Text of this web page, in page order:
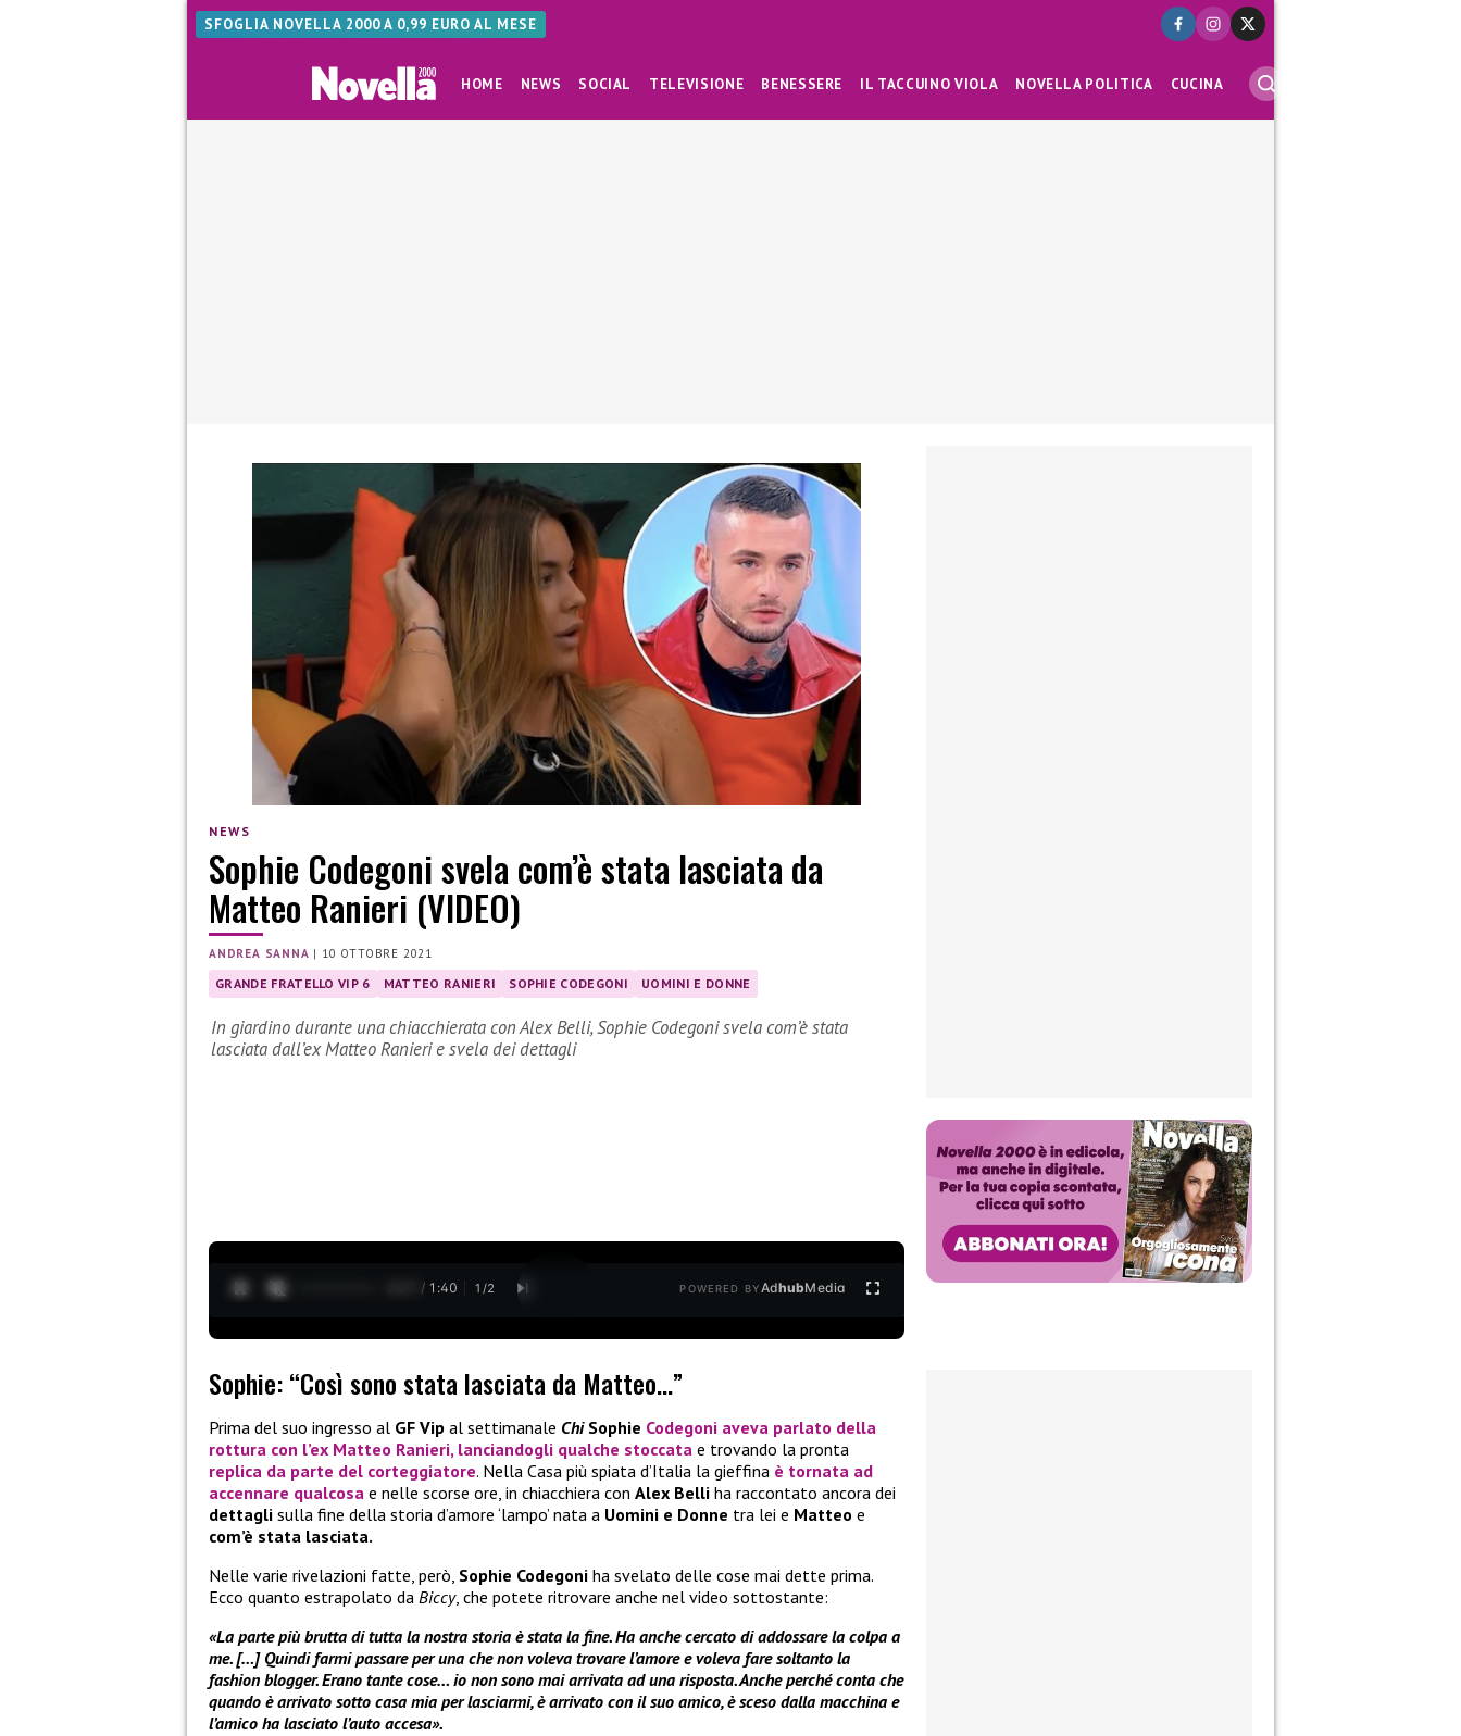
SFOGLIA NOVELLA 2000 A 0,99 EURO AL MESE
HOME NEWS SOCIAL TELEVISIONE BENESSERE IL TACCUINO VIOLA NOVELLA POLITICA CUCINA
NEWS
Sophie Codegoni svela com’è stata lasciata da
Matteo Ranieri (VIDEO)
ANDREA SANNA | 10 OTTOBRE 2021
GRANDE FRATELLO VIP 6 MATTEO RANIERI SOPHIE CODEGONI UOMINI E DONNE
In giardino durante una chiacchierata con Alex Belli, Sophie Codegoni svela com’è stata
lasciata dall’ex Matteo Ranieri e svela dei dettagli
0:28 / 1:40 1 /2 POWERED BYAdhubMedia
Sophie: “Così sono stata lasciata da Matteo…”
Prima del suo ingresso al GF Vip al settimanale Chi Sophie Codegoni aveva parlato della
rottura con l’ex Matteo Ranieri, lanciandogli qualche stoccata e trovando la pronta
replica da parte del corteggiatore. Nella Casa più spiata d’Italia la gieffina è tornata ad
accennare qualcosa e nelle scorse ore, in chiacchiera con Alex Belli ha raccontato ancora dei
dettagli sulla fine della storia d’amore ‘lampo’ nata a Uomini e Donne tra lei e Matteo e
com’è stata lasciata.
Nelle varie rivelazioni fatte, però, Sophie Codegoni ha svelato delle cose mai dette prima.
Ecco quanto estrapolato da Biccy, che potete ritrovare anche nel video sottostante:
«La parte più brutta di tutta la nostra storia è stata la fine. Ha anche cercato di addossare la colpa a
me. […] Quindi farmi passare per una che non voleva trovare l’amore e voleva fare soltanto la
fashion blogger. Erano tante cose… io non sono mai arrivata ad una risposta. Anche perché conta che
quando è arrivato sotto casa mia per lasciarmi, è arrivato con il suo amico, è sceso dalla macchina e
l’amico ha lasciato l’auto accesa».